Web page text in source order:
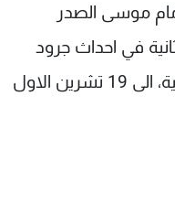
موسى الصدر
والثانية في احداث جرود
الضنية لجهة التعويضات الشخصية، الى 19 تشرين الاول